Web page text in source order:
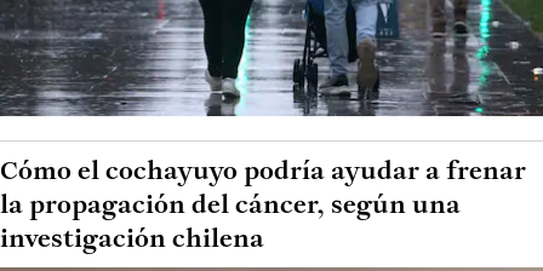
Cómo el cochayuyo podría ayudar a frenar
la propagación del cáncer, según una
investigación chilena